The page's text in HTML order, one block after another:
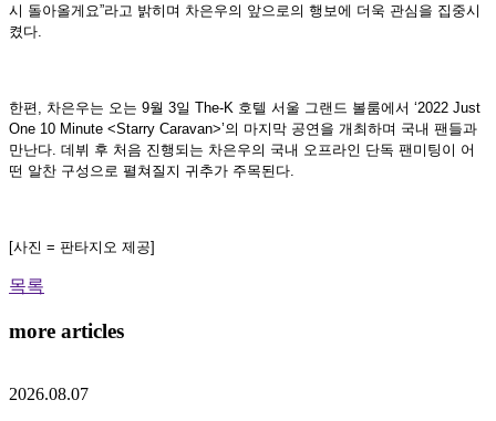
시 돌아올게요”라고 밝히며 차은우의 앞으로의 행보에 더욱 관심을 집중시
켰다.
한편, 차은우는 오는 9월 3일 The-K 호텔 서울 그랜드 볼룸에서 ‘2022 Just
One 10 Minute <Starry Caravan>’의 마지막 공연을 개최하며 국내 팬들과
만난다. 데뷔 후 처음 진행되는 차은우의 국내 오프라인 단독 팬미팅이 어
떤 알찬 구성으로 펼쳐질지 귀추가 주목된다.
[사진 = 판타지오 제공]
목록
more articles
2026.08.07